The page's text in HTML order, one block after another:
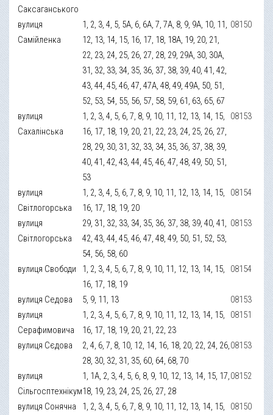
Саксаганського
вулиця
Самійленка
1, 2, 3, 4, 5, 5А, 6, 6А, 7, 7А, 8, 9, 9А, 10, 11,
12, 13, 14, 15, 16, 17, 18, 18А, 19, 20, 21,
22, 23, 24, 25, 26, 27, 28, 29, 29А, 30, 30А,
31, 32, 33, 34, 35, 36, 37, 38, 39, 40, 41, 42,
43, 44, 45, 46, 47, 47А, 48, 49, 49А, 50, 51,
52, 53, 54, 55, 56, 57, 58, 59, 61, 63, 65, 67
08150
вулиця
Сахалінська
1, 2, 3, 4, 5, 6, 7, 8, 9, 10, 11, 12, 13, 14, 15,
16, 17, 18, 19, 20, 21, 22, 23, 24, 25, 26, 27,
28, 29, 30, 31, 32, 33, 34, 35, 36, 37, 38, 39,
40, 41, 42, 43, 44, 45, 46, 47, 48, 49, 50, 51,
53
08153
вулиця
Світлогорська
1, 2, 3, 4, 5, 6, 7, 8, 9, 10, 11, 12, 13, 14, 15,
16, 17, 18, 19, 20
08154
вулиця
Світлогорська
29, 31, 32, 33, 34, 35, 36, 37, 38, 39, 40, 41,
42, 43, 44, 45, 46, 47, 48, 49, 50, 51, 52, 53,
54, 56, 58, 60
08153
вулиця Свободи
1, 2, 3, 4, 5, 6, 7, 8, 9, 10, 11, 12, 13, 14, 15,
16, 17, 18, 19
08154
вулиця Седова 5, 9, 11, 13
08153
вулиця
Серафимовича
1, 2, 3, 4, 5, 6, 7, 8, 9, 10, 11, 12, 13, 14, 15,
16, 17, 18, 19, 20, 21, 22, 23
08151
вулиця Сєдова
2, 4, 6, 7, 8, 10, 12, 14, 16, 18, 20, 22, 24, 26,
28, 30, 32, 31, 35, 60, 64, 68, 70
08153
вулиця
Сільгосптехнікум
1, 1А, 2, 3, 4, 5, 6, 8, 9, 10, 12, 13, 14, 15, 17,
18, 19, 23, 24, 25, 26, 27, 28
08152
вулиця Сонячна
1, 2, 3, 4, 5, 6, 7, 8, 9, 10, 11, 12, 13, 14, 15,
08150